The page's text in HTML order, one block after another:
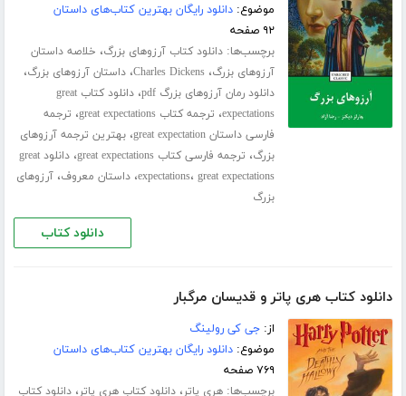
موضوع:دانلود رایگان بهترین کتاب‌های داستان
۹۲ صفحه
برچسب‌ها:دانلود کتاب آرزوهای بزرگ، خلاصه داستان
آرزوهای بزرگ،Charles Dickens،داستان آرزوهای بزرگ،
دانلود رمان آرزوهای بزرگ pdf ،
دانلود کتاب great
expectations، ترجمه کتاب great expectations ، ترجمه
فارسی داستان great expectation
،بهترین ترجمه آرزوهای
بزرگ، ترجمه فارسی کتاب great expectations ،
دانلود great
expectations، great expectations ،داستان معروف،آرزوهای
بزرگ
دانلود کتاب
دانلود کتاب هری پاتر و قدیسان مرگبار
از:جی کی رولینگ
موضوع:دانلود رایگان بهترین کتاب‌های داستان
۷۶۹ صفحه
برچسب‌ها:هری پاتر،دانلود کتاب هری پاتر،دانلود کتاب